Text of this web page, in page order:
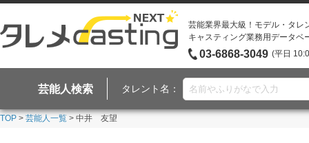
芸能業界最大級！モデル・タレ
キャスティング業務用データベ
03-6868-3049 (平日
芸能人検索 タレント名：
TOP > 芸能人一覧 > 中井 友望